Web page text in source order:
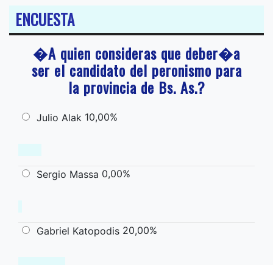
ENCUESTA
�A quien consideras que deber�a
ser el candidato del peronismo para
la provincia de Bs. As.?
Julio Alak 10,00%
Sergio Massa 0,00%
Gabriel Katopodis 20,00%